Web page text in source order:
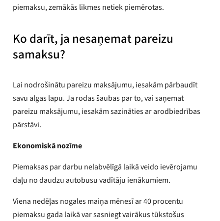
piemaksu, zemākās likmes netiek piemērotas.
Ko darīt, ja nesaņemat pareizu
samaksu?
Lai nodrošinātu pareizu maksājumu, iesakām pārbaudīt
savu algas lapu. Ja rodas šaubas par to, vai saņemat
pareizu maksājumu, iesakām sazināties ar arodbiedrības
pārstāvi.
Ekonomiskā nozīme
Piemaksas par darbu nelabvēlīgā laikā veido ievērojamu
daļu no daudzu autobusu vadītāju ienākumiem.
Viena nedēļas nogales maiņa mēnesī ar 40 procentu
piemaksu gada laikā var sasniegt vairākus tūkstošus